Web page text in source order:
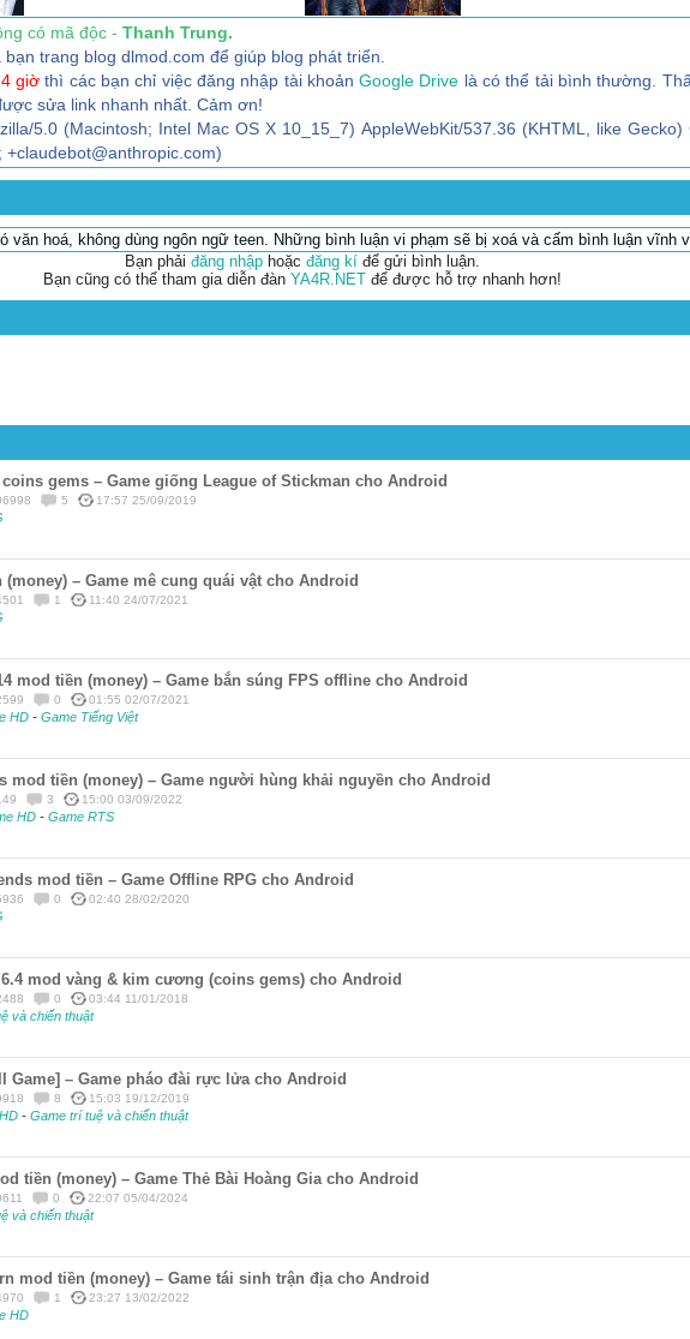
có mã độc - Thanh Trung.
trang blog dlmod.com để giúp blog phát triển.
giờthì các bạn chỉ việc đăng nhập tài khoảnGoogle Drive là có thể tải bình thường.
sửa link nhanh nhất. Cảm ơn!
5.0 (Macintosh; Intel Mac OS X 10_15_7) AppleWebKit/537.36 (KHTML, like Gecko)
văn hoá, không dùng ngôn ngữ teen. Những bình luận vi phạm sẽ bị xoá và cấm bình luận vĩnh
Bạn phải đăng nhập hoặc đăng kí để gửi bình luận.
Bạn cũng có thể tham gia diễn đàn YA4R.NET để được hỗ trợ nhanh hơn!
gems – Game giống League of Stickman cho Android
5 17:57 25/09/2019
(money) – Game mê cung quái vật cho Android
1 11:40 24/07/2021
mod tiền (money) – Game bắn súng FPS offline cho Android
0 01:55 02/07/2021
HD - Game Tiếng Việt
mod tiền (money) – Game người hùng khải nguyền cho Android
3 15:00 03/09/2022
HD - Game RTS
mod tiền – Game Offline RPG cho Android
0 02:40 28/02/2020
mod vàng & kim cương (coins gems) cho Android
0 03:44 11/01/2018
và chiến thuật
Game] – Game pháo đài rực lửa cho Android
8 15:03 19/12/2019
- Game trí tuệ và chiến thuật
tiền (money) – Game Thẻ Bài Hoàng Gia cho Android
0 22:07 05/04/2024
và chiến thuật
mod tiền (money) – Game tái sinh trận địa cho Android
1 23:27 13/02/2022
HD